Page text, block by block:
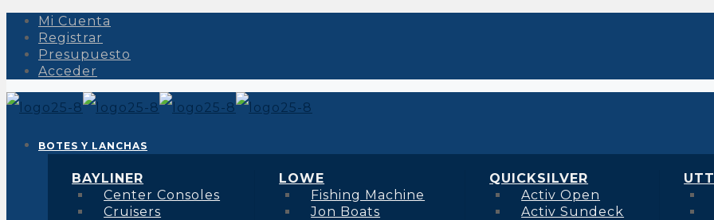
Mi Cuenta
Registrar
Presupuesto
Acceder
BOTES Y LANCHAS
BAYLINER
Center Consoles
Cruisers
LOWE
Fishing Machine
Jon Boats
QUICKSILVER
Activ Open
Activ Sundeck